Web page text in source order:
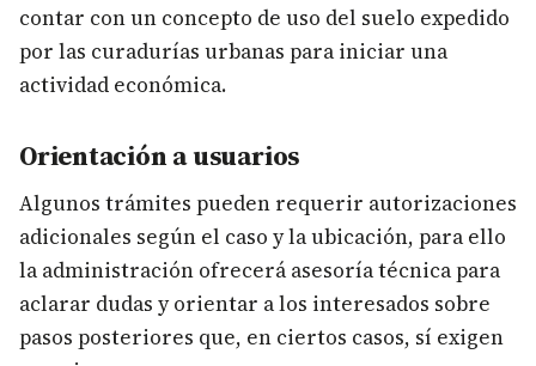
contar con un concepto de uso del suelo expedido
por las curadurías urbanas para iniciar una
actividad económica.
Orientación a usuarios
Algunos trámites pueden requerir autorizaciones
adicionales según el caso y la ubicación, para ello
la administración ofrecerá asesoría técnica para
aclarar dudas y orientar a los interesados sobre
pasos posteriores que, en ciertos casos, sí exigen